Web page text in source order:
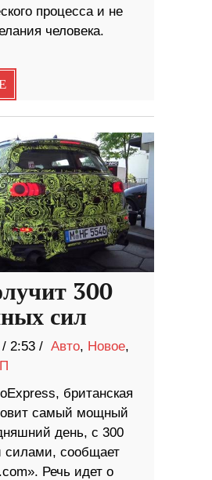
процесса и не
человека.
300
сил
/ 2:53 / Авто, Новое,
британская
самый мощный
день, с 300
сообщает
Речь идет о